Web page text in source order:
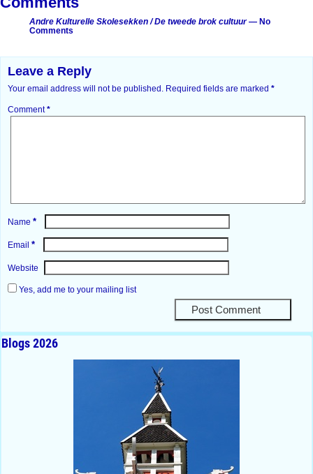
Andre Kulturelle Skolesekken / De tweede brok cultuur— No
Comments
Leave a Reply
Your email address will not be published. Required fields are marked *
Comment*
Name *
Email *
Website
Yes, add me to your mailing list
Blogs 2026